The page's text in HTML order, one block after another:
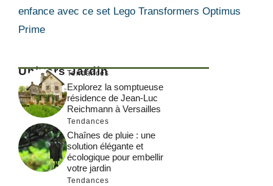
enfance avec ce set Lego Transformers Optimus
Prime
Univers Jardin
Tendances
Explorez la somptueuse
résidence de Jean-Luc
Reichmann à Versailles
Tendances
Chaînes de pluie : une
solution élégante et
écologique pour embellir
votre jardin
Tendances